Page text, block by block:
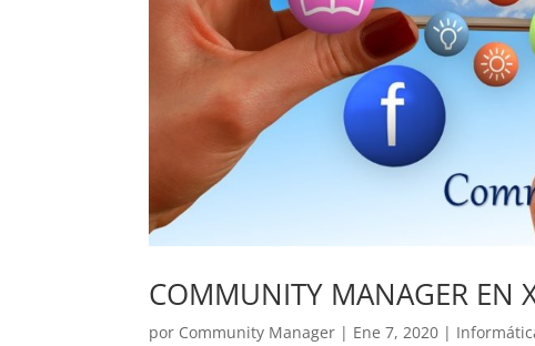
COMMUNITY MANAGER EN
por Community Manager | Ene 7, 2020 |